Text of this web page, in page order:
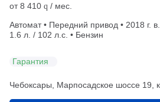
от8 410 q / мес.
Автомат • Передний привод • 2018 г.
1.6 л. / 102 л.с. • Бензин
Гарантия
Чебоксары, Марпосадское шоссе 19,